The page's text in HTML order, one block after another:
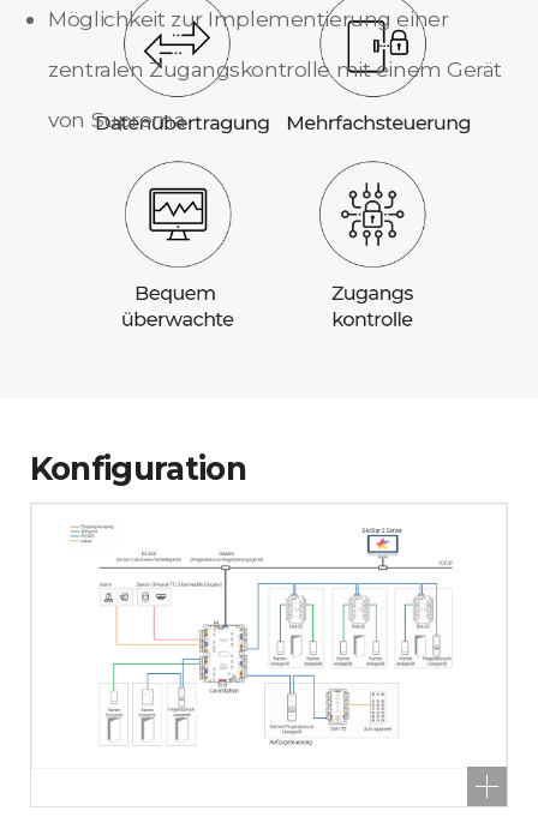
Möglichkeit zur Implementierung einer
zentralen Zugangskontrolle mit einem Gerät
von Suprema
Konfiguration